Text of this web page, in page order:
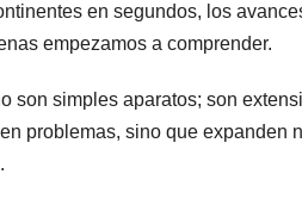
en segundos, los
empezamos‌ a comprender.
son simples aparatos; son
problemas, ‌sino que expanden